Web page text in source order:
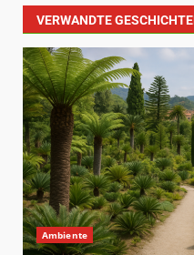
VERWANDTE
Ambiente